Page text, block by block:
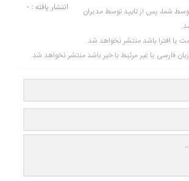
انتشار یافته : ۰
شما، پس از تایید توسط مدیران
یا افترا باشد منتشر نخواهد شد.
زبان فارسی یا غیر مرتبط با خبر باشد منتشر نخواهد شد.